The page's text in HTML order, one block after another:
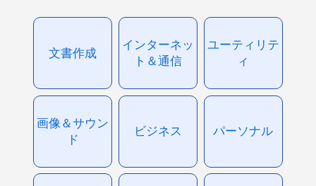
文書作成
インターネッ
ト＆通信
ユーティリテ
ィ
画像＆サウン
ド
ビジネス パーソナル